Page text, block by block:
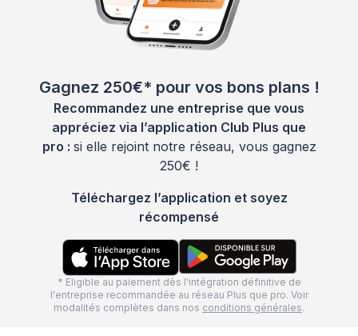
Gagnez 250€* pour vos bons plans !
Recommandez une entreprise que vous
appréciez via l’application Club Plus que
pro : si elle rejoint notre réseau, vous gagnez
250€ !
Téléchargez l’application et soyez
récompensé
* Eligible au paiement dès l'intégration définitive de
l'entreprise recommandée au réseau Plus que pro. Voir
modalités complètes dans nos conditions générales.